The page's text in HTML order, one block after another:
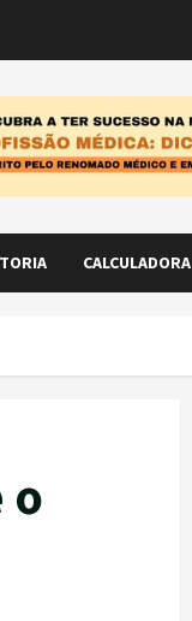
CALCULADORA
o